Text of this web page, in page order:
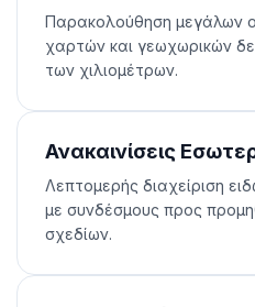
Παρακολούθηση μεγάλων
χαρτών και γεωχωρικών
των χιλιομέτρων.
Ανακαινίσεις
Λεπτομερής διαχείριση
με συνδέσμους προς
σχεδίων.